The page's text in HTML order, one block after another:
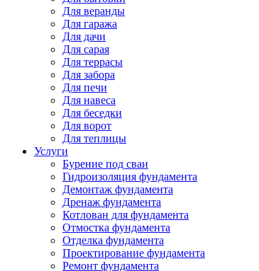
Для веранды
Для гаража
Для дачи
Для сарая
Для террасы
Для забора
Для печи
Для навеса
Для беседки
Для ворот
Для теплицы
Услуги
Бурение под сваи
Гидроизоляция фундамента
Демонтаж фундамента
Дренаж фундамента
Котлован для фундамента
Отмостка фундамента
Отделка фундамента
Проектирование фундамента
Ремонт фундамента